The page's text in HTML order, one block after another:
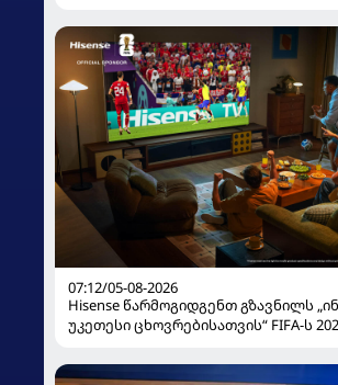
07:12/05-08-2026
Hisense წარმოგიდგენთ გზავნილს
უკეთესი ცხოვრებისათვის“ FIFA-ს